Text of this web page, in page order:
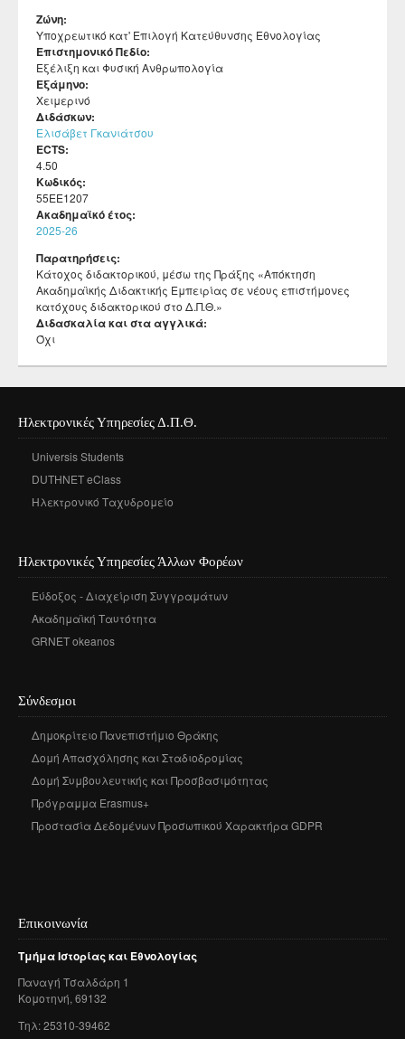
Ζώνη:
Υποχρεωτικό κατ' Επιλογή Κατεύθυνσης Εθνολογίας
Επιστημονικό Πεδίο:
Εξέλιξη και Φυσική Ανθρωπολογία
Εξάμηνο:
Χειμερινό
Διδάσκων:
Ελισάβετ Γκανιάτσου
ECTS:
4.50
Κωδικός:
55ΕΕ1207
Ακαδημαϊκό έτος:
2025-26
Παρατηρήσεις:
Κάτοχος διδακτορικού, μέσω της Πράξης «Απόκτηση
Ακαδημαϊκής Διδακτικής Εμπειρίας σε νέους επιστήμονες
κατόχους διδακτορικού στο Δ.Π.Θ.»
Διδασκαλία και στα αγγλικά:
Όχι
Ηλεκτρονικές Υπηρεσίες Δ.Π.Θ.
Universis Students
DUTHNET eClass
Ηλεκτρονικό Ταχυδρομείο
Ηλεκτρονικές Υπηρεσίες Άλλων Φορέων
Εύδοξος - Διαχείριση Συγγραμάτων
Ακαδημαϊκή Ταυτότητα
GRNET okeanos
Σύνδεσμοι
Δημοκρίτειο Πανεπιστήμιο Θράκης
Δομή Απασχόλησης και Σταδιοδρομίας
Δομή Συμβουλευτικής και Προσβασιμότητας
Πρόγραμμα Erasmus+
Προστασία Δεδομένων Προσωπικού Χαρακτήρα GDPR
Επικοινωνία
ΤμήμαΙστορίαςκαι Εθνολογίας
Παναγή Τσαλδάρη 1
Κομοτηνή, 69132
Τηλ: 25310-39462